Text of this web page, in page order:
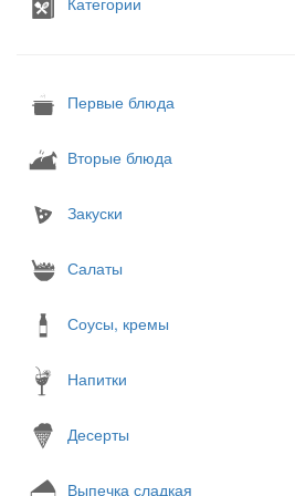
Первые блюда
Вторые блюда
Закуски
Салаты
Соусы, кремы
Напитки
Десерты
Выпечка сладкая